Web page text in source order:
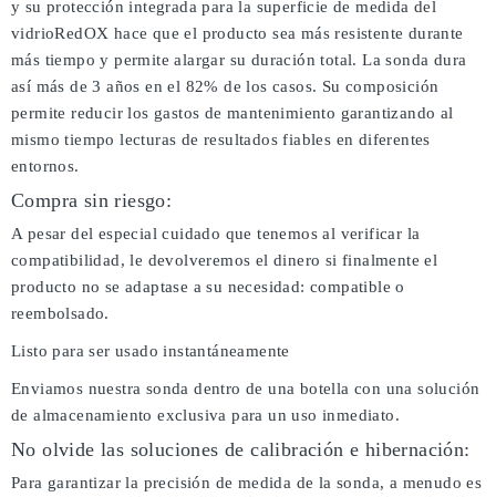
y su protección integrada para la superficie de medida del
vidrioRedOX hace que el producto sea más resistente durante
más tiempo y permite alargar su duración total. La sonda dura
así más de 3 años en el 82% de los casos. Su composición
permite reducir los gastos de mantenimiento garantizando al
mismo tiempo lecturas de resultados fiables en diferentes
entornos.
Compra sin riesgo:
A pesar del especial cuidado que tenemos al verificar la
compatibilidad, le devolveremos el dinero si finalmente el
producto no se adaptase a su necesidad: compatible o
reembolsado.
Listo para ser usado instantáneamente
Enviamos nuestra sonda dentro de una botella con una solución
de almacenamiento exclusiva para un uso inmediato.
No olvide las soluciones de calibración e hibernación:
Para garantizar la precisión de medida de la sonda, a menudo es